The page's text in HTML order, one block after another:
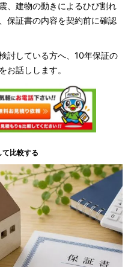
、建物の動きによるひび割れ
保証書の内容を契約前に確認
討している方へ、10年保証の
お話しします。
比較する